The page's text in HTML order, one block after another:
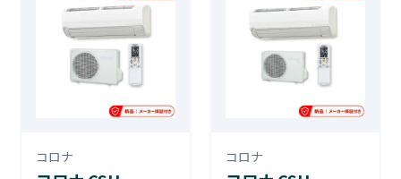
コロナ コロナ